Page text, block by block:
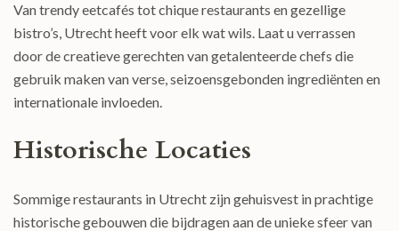
Van trendy eetcafés tot chique restaurants en gezellige
bistro’s, Utrecht heeft voor elk wat wils. Laat u verrassen
door de creatieve gerechten van getalenteerde chefs die
gebruik maken van verse, seizoensgebonden ingrediënten en
internationale invloeden.
Historische Locaties
Sommige restaurants in Utrecht zijn gehuisvest in prachtige
historische gebouwen die bijdragen aan de unieke sfeer van